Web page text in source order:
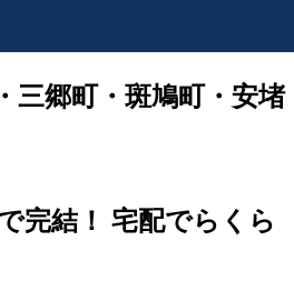
三郷町・斑鳩町・安堵
完結！ 宅配でらくら